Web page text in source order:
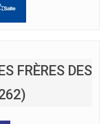
FRÈRES DES